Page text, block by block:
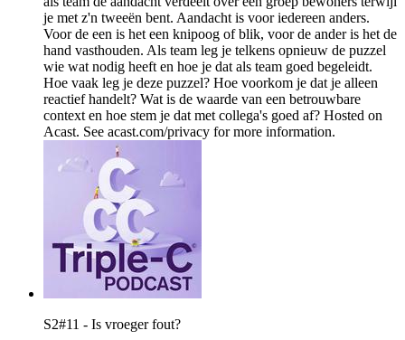
je met z'n tweeën bent. Aandacht is voor iedereen anders.
Voor de een is het een knipoog of blik, voor de ander is het de
hand vasthouden. Als team leg je telkens opnieuw de puzzel
wie wat nodig heeft en hoe je dat als team goed begeleidt.
Hoe vaak leg je deze puzzel? Hoe voorkom je dat je alleen
reactief handelt? Wat is de waarde van een betrouwbare
context en hoe stem je dat met collega's goed af? Hosted on
Acast. See acast.com/privacy for more information.
S2#11 - Is vroeger fout?